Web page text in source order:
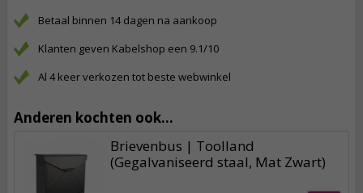
Betaal binnen 14 dagen na aankoop
Klanten geven Kabelshop een 9.1/10
Al 4 keer verkozen tot beste webwinkel
Anderen kochten ook...
Brievenbus | Toolland
(Gegalvaniseerd staal, Mat Zwart)